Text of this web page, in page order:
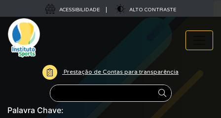
ACESSIBILIDADE ALTO CONTRASTE
Prestação de Contas para transparência
Pesquisar
Palavra Chave: